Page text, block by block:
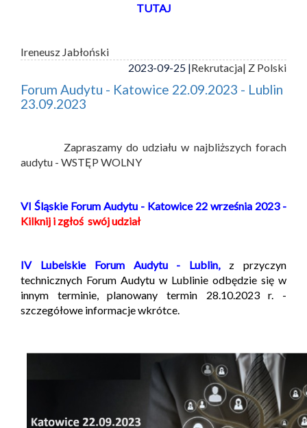
TUTAJ
Ireneusz Jabłoński
2023-09-25 |Rekrutacja| Z Polski
Forum Audytu - Katowice 22.09.2023 - Lublin
23.09.2023
Zapraszamy do udziału w najbliższych forach
audytu - WSTĘP WOLNY
VI Śląskie Forum Audytu - Katowice 22 września 2023 -
Kilknij i zgłoś swój udział
IV Lubelskie Forum Audytu - Lublin,
z przyczyn
technicznych Forum Audytu w Lublinie odbędzie się w
innym terminie, planowany termin 28.10.2023 r. -
szczegółowe informacje wkrótce.